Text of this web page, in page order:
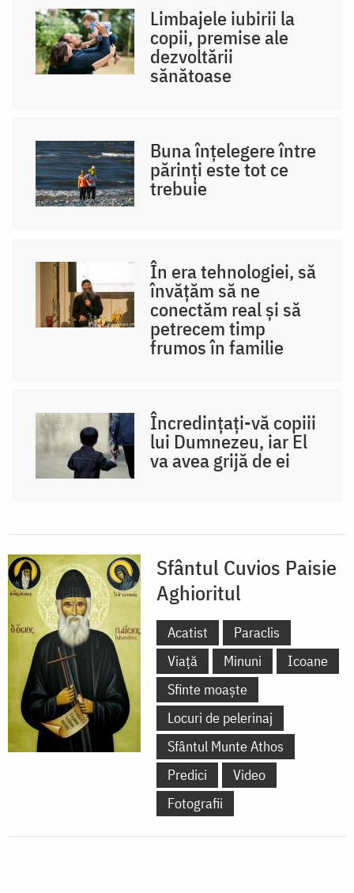
Limbajele iubirii la
copii, premise ale
dezvoltării
sănătoase
Buna înțelegere între
părinți este tot ce
trebuie
În era tehnologiei, să
învățăm să ne
conectăm real și să
petrecem timp
frumos în familie
Încredințați-vă copiii
lui Dumnezeu, iar El
va avea grijă de ei
Sfântul Cuvios Paisie
Aghioritul
Acatist
Paraclis
Viață
Minuni
Icoane
Sfinte moaște
Locuri de pelerinaj
Sfântul Munte Athos
Predici
Video
Fotografii